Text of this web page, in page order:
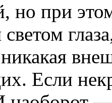
но при
Если